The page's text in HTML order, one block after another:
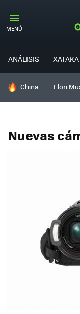
MENÚ
ANÁLISIS
HOY SE HABLA DE
China Elon
Nuevas